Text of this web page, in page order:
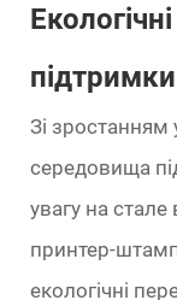
Зі
середовища
увагу на
принтер-
екологічні